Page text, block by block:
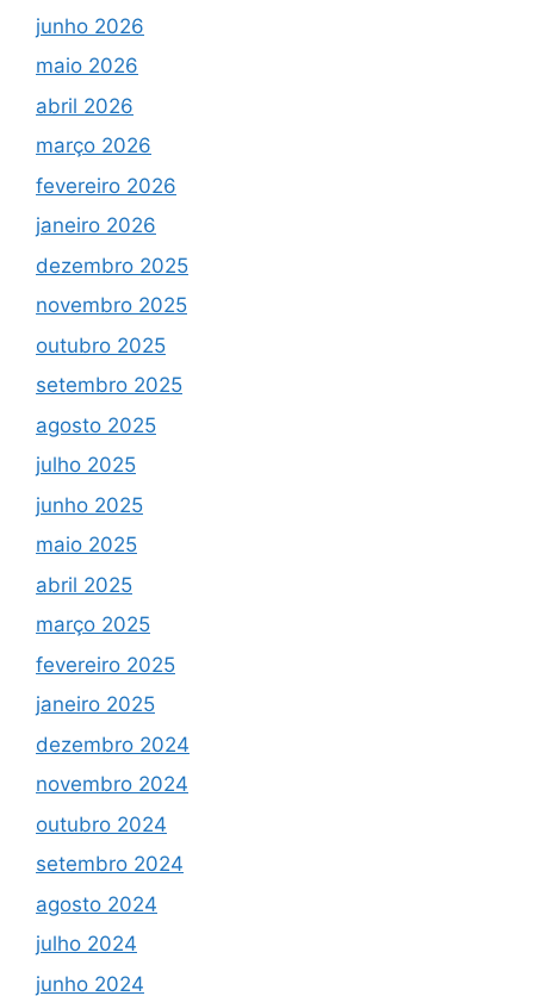
junho 2026
maio 2026
abril 2026
março 2026
fevereiro 2026
janeiro 2026
dezembro 2025
novembro 2025
outubro 2025
setembro 2025
agosto 2025
julho 2025
junho 2025
maio 2025
abril 2025
março 2025
fevereiro 2025
janeiro 2025
dezembro 2024
novembro 2024
outubro 2024
setembro 2024
agosto 2024
julho 2024
junho 2024